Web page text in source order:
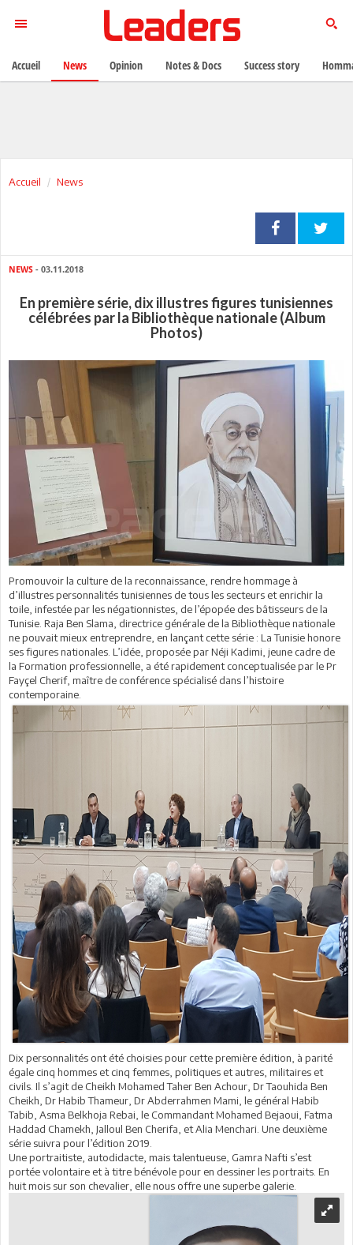
Accueil News
NEWS - 03.11.2018
En première série, dix illustres figures tunisiennes
célébrées par la Bibliothèque nationale (Album
Photos)
Promouvoir la culture de la reconnaissance, rendre hommage à
d’illustres personnalités tunisiennes de tous les secteurs et enrichir la
toile, infestée par les négationnistes, de l’épopée des bâtisseurs de la
Tunisie. Raja Ben Slama, directrice générale de la Bibliothèque nationale
ne pouvait mieux entreprendre, en lançant cette série : La Tunisie honore
ses figures nationales. L’idée, proposée par Néji Kadimi, jeune cadre de
la Formation professionnelle, a été rapidement conceptualisée par le Pr
Fayçel Cherif, maître de conférence spécialisé dans l’histoire
contemporaine.
Dix personnalités ont été choisies pour cette première édition, à parité
égale cinq hommes et cinq femmes, politiques et autres, militaires et
civils. Il s’agit de Cheikh Mohamed Taher Ben Achour, Dr Taouhida Ben
Cheikh, Dr Habib Thameur, Dr Abderrahmen Mami, le général Habib
Tabib, Asma Belkhoja Rebai, le Commandant Mohamed Bejaoui, Fatma
Haddad Chamekh, Jalloul Ben Cherifa, et Alia Menchari. Une deuxième
série suivra pour l’édition 2019.
Une portraitiste, autodidacte, mais talentueuse, Gamra Nafti s’est
portée volontaire et à titre bénévole pour en dessiner les portraits. En
huit mois sur son chevalier, elle nous offre une superbe galerie.
Accueil News Opinion Notes & Docs Success story